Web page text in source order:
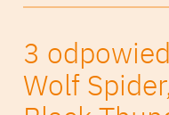
3
Wolf